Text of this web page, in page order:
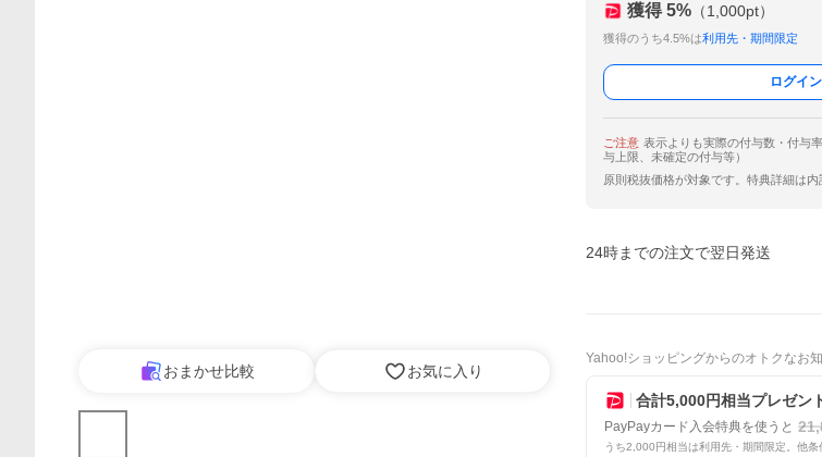
おまかせ比較 お気に入り
獲得 5% （1,000pt）
獲得のうち4.5%は利用先・期間限定
ログイ
ご注意 表示よりも実際の付与数・付与
与上限、未確定の付与等）
原則税抜価格が対象です。特典詳細は内
24時までの注文で翌日発送
Yahoo!ショッピングからのオトクなお
合計5,000円相当プレゼン
PayPayカード入会特典を使うと
うち2,000円相当は利用先・期間限定。他条